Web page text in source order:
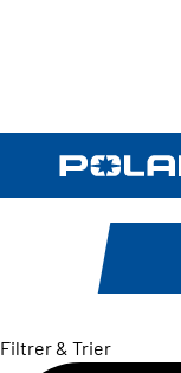
Filtrer & Trier